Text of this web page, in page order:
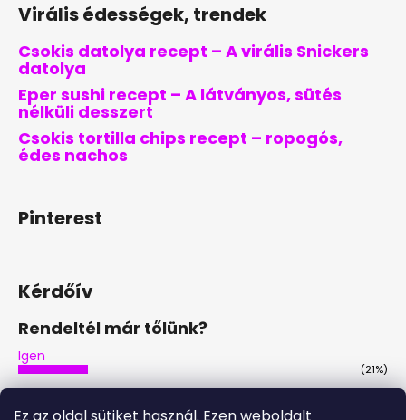
Virális édességek, trendek
Csokis datolya recept – A virális Snickers
datolya
Eper sushi recept – A látványos, sütés
nélküli desszert
Csokis tortilla chips recept – ropogós,
édes nachos
Pinterest
Kérdőív
Rendeltél már tőlünk?
Igen
(21%)
Nem